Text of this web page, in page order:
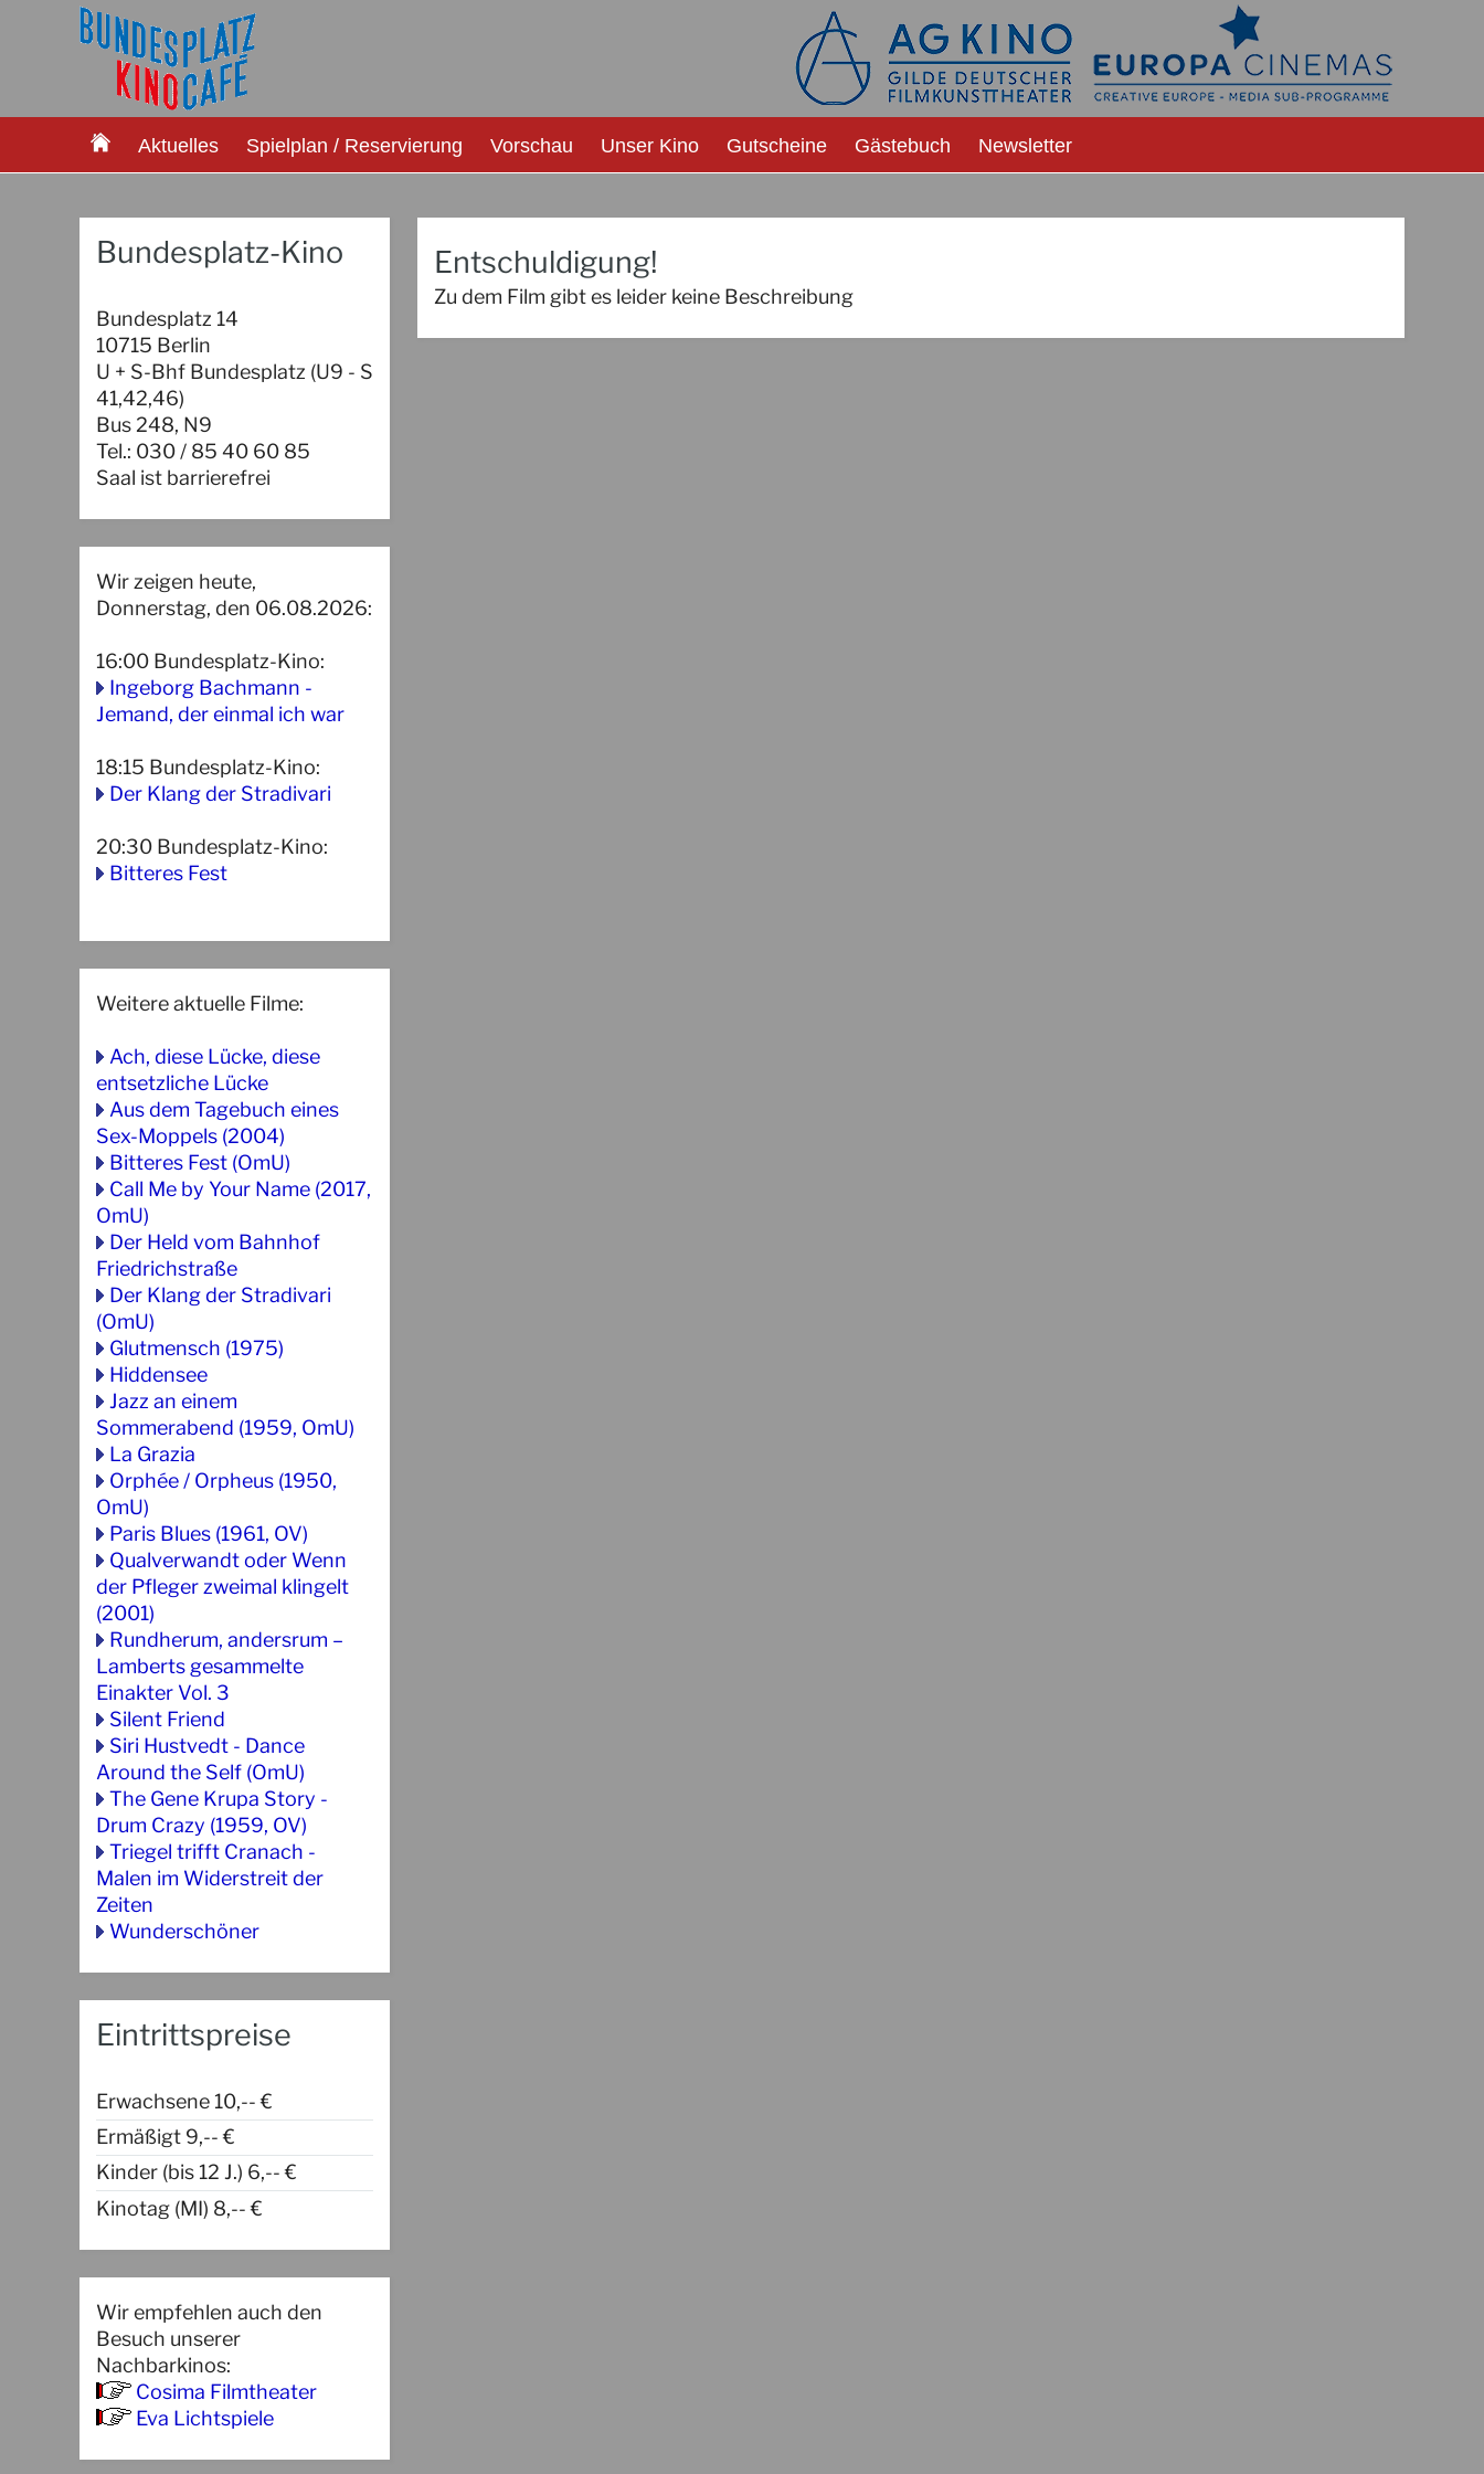
Aktuelles Spielplan / Reservierung Vorschau Unser Kino Gutscheine Gästebuch Newsletter
Bundesplatz-Kino
Bundesplatz 14
10715 Berlin
U + S-Bhf Bundesplatz (U9 - S
41,42,46)
Bus 248, N9
Tel.: 030 / 85 40 60 85
Saal ist barrierefrei
Wir zeigen heute,
Donnerstag, den 06.08.2026:
16:00 Bundesplatz-Kino:
Ingeborg Bachmann -
Jemand, der einmal ich war
18:15 Bundesplatz-Kino:
Der Klang der Stradivari
20:30 Bundesplatz-Kino:
Bitteres Fest
Weitere aktuelle Filme:
Ach, diese Lücke, diese
entsetzliche Lücke
Aus dem Tagebuch eines
Sex-Moppels (2004)
Bitteres Fest (OmU)
Call Me by Your Name (2017,
OmU)
Der Held vom Bahnhof
Friedrichstraße
Der Klang der Stradivari
(OmU)
Glutmensch (1975)
Hiddensee
Jazz an einem
Sommerabend (1959, OmU)
La Grazia
Orphée / Orpheus (1950,
OmU)
Paris Blues (1961, OV)
Qualverwandt oder Wenn
der Pfleger zweimal klingelt
(2001)
Rundherum, andersrum –
Lamberts gesammelte
Einakter Vol. 3
Silent Friend
Siri Hustvedt - Dance
Around the Self (OmU)
The Gene Krupa Story -
Drum Crazy (1959, OV)
Triegel trifft Cranach -
Malen im Widerstreit der
Zeiten
Wunderschöner
Eintrittspreise
Erwachsene 10,-- €
Ermäßigt 9,-- €
Kinder (bis 12 J.) 6,-- €
Kinotag (MI) 8,-- €
Wir empfehlen auch den
Besuch unserer
Nachbarkinos:
Cosima Filmtheater
Eva Lichtspiele
Entschuldigung!
Zu dem Film gibt es leider keine Beschreibung